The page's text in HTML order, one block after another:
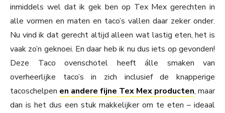
inmiddels wel dat ik gek ben op Tex Mex gerechten in
alle vormen en maten en taco’s vallen daar zeker onder.
Nu vind ik dat gerecht altijd alleen wat lastig eten, het is
vaak zo’n geknoei. En daar heb ik nu dus iets op gevonden!
Deze Taco ovenschotel heeft álle smaken van
overheerlijke taco’s in zich inclusief de knapperige
tacoschelpen en andere fijne Tex Mex producten, maar
dan is het dus een stuk makkelijker om te eten – ideaal